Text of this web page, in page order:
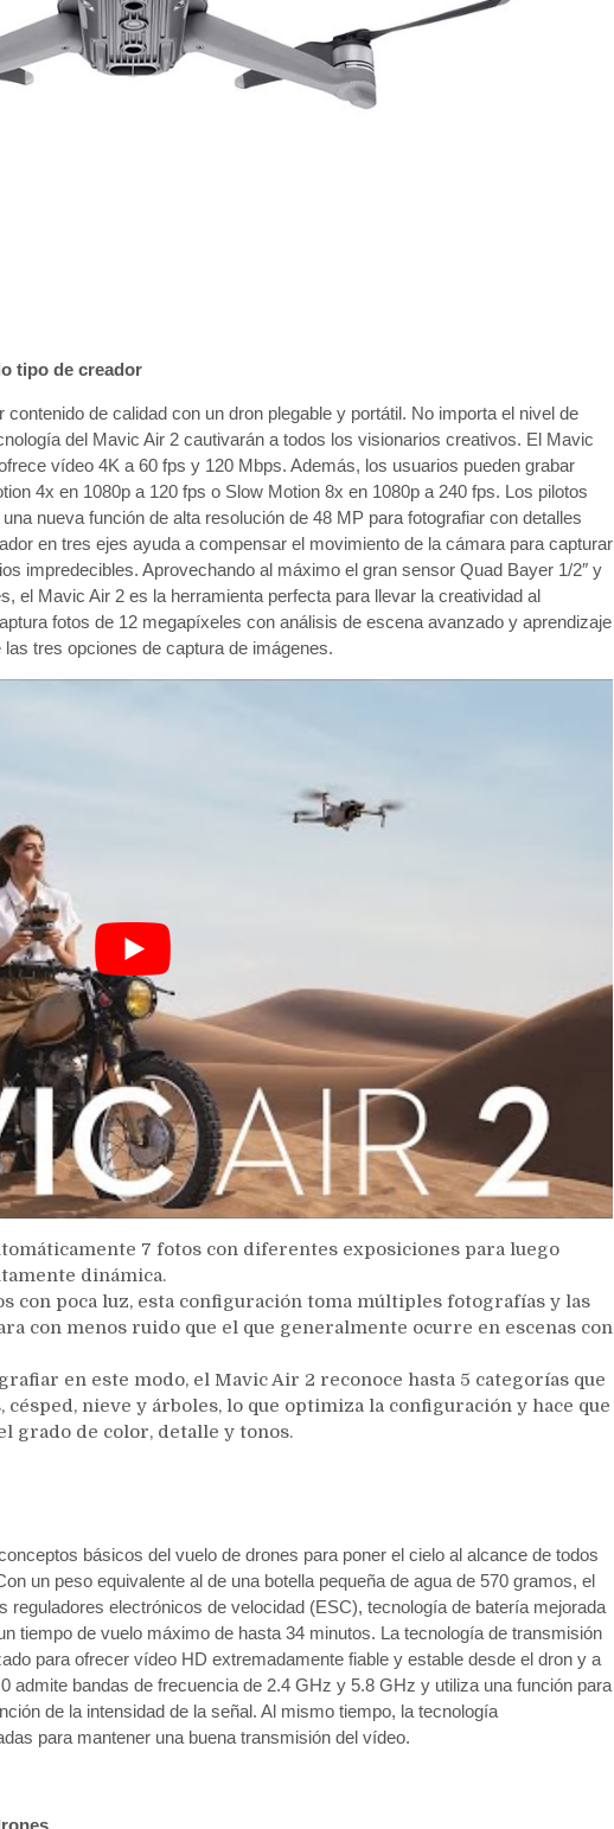
tipo de creador
de calidad con un dron plegable y portátil. No importa el nivel de
del Mavic Air 2 cautivarán a todos los visionarios creativos. El Mavic
vídeo 4K a 60 fps y 120 Mbps. Además, los usuarios pueden grabar
4x en 1080p a 120 fps o Slow Motion 8x en 1080p a 240 fps. Los pilotos
nueva función de alta resolución de 48 MP para fotografiar con detalles
en tres ejes ayuda a compensar el movimiento de la cámara para capturar
impredecibles. Aprovechando al máximo el gran sensor Quad Bayer 1/2″ y
el Mavic Air 2 es la herramienta perfecta para llevar la creatividad al
fotos de 12 megapíxeles con análisis de escena avanzado y aprendizaje
tres opciones de captura de imágenes.
7 fotos con diferentes exposiciones para luego
dinámica.
con poca luz, esta configuración toma múltiples fotografías y las
con menos ruido que el que generalmente ocurre en escenas con
en este modo, el Mavic Air 2 reconoce hasta 5 categorías que
césped, nieve y árboles, lo que optimiza la configuración y hace que
grado de color, detalle y tonos.
básicos del vuelo de drones para poner el cielo al alcance de todos
un peso equivalente al de una botella pequeña de agua de 570 gramos, el
reguladores electrónicos de velocidad (ESC), tecnología de batería mejorada
tiempo de vuelo máximo de hasta 34 minutos. La tecnología de transmisión
para ofrecer vídeo HD extremadamente fiable y estable desde el dron y a
admite bandas de frecuencia de 2.4 GHz y 5.8 GHz y utiliza una función para
de la intensidad de la señal. Al mismo tiempo, la tecnología
para mantener una buena transmisión del vídeo.